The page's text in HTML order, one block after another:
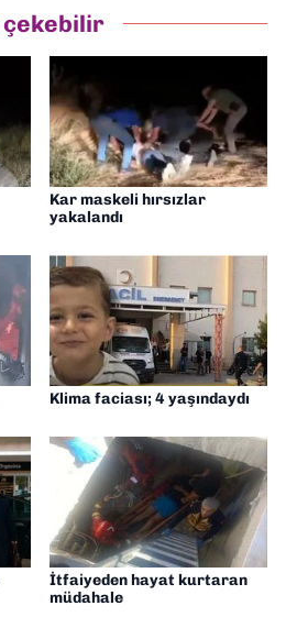
editörlük yapıyorum
çekebilir
Kar maskeli hırsızlar
yakalandı
Klima faciası; 4 yaşındaydı
İtfaiyeden hayat kurtaran
müdahale